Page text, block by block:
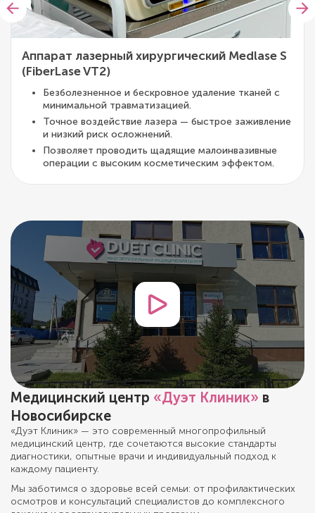
Аппарат лазерный хирургический Medlase S
(FiberLase VT2)
Безболезненное и бескровное удаление тканей с
минимальной травматизацией.
Точное воздействие лазера — быстрое заживление
и низкий риск осложнений.
Позволяет проводить щадящие малоинвазивные
операции с высоким косметическим эффектом.
Медицинский центр «Дуэт Клиник» в
Новосибирске
«Дуэт Клиник» — это современный многопрофильный
медицинский центр, где сочетаются высокие стандарты
диагностики, опытные врачи и индивидуальный подход к
каждому пациенту.
Мы заботимся о здоровье всей семьи: от профилактических
осмотров и консультаций специалистов до комплексного